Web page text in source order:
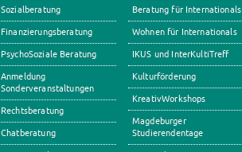
Sozialberatung
Finanzierungsberatung
PsychoSoziale Beratung
Anmeldung
Sonderveranstaltungen
Rechtsberatung
Chatberatung
Beratung für Internationals
Wohnen für Internationals
IKUS und InterKultiTreff
Kulturförderung
KreativWorkshops
Magdeburger
Studierendentage